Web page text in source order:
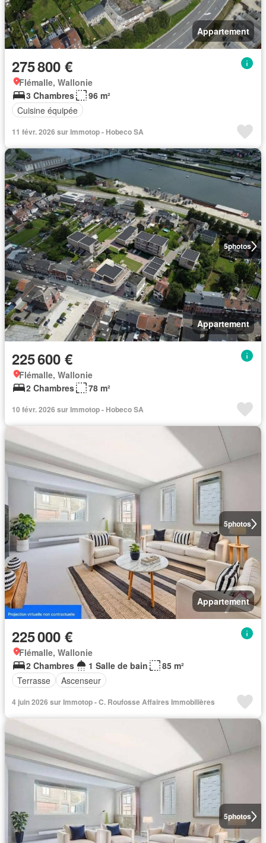
Appartement
275 800 €
Flémalle, Wallonie
3 Chambres
96 m²
Cuisine équipée
11 févr. 2026 sur Immotop - Hobeco SA
5photos
Appartement
225 600 €
Flémalle, Wallonie
2 Chambres
78 m²
10 févr. 2026 sur Immotop - Hobeco SA
5photos
Appartement
225 000 €
Flémalle, Wallonie
2 Chambres
1 Salle de bain
85 m²
Terrasse
Ascenseur
4 juin 2026 sur Immotop - C. Roufosse Affaires Immobilières
5photos